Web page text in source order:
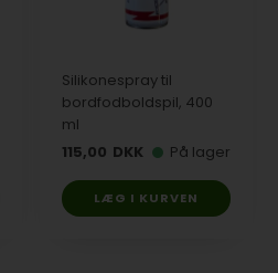
Silikonespray til
bordfodboldspil, 400
ml
115,00 DKK På lager
LÆG I KURVEN